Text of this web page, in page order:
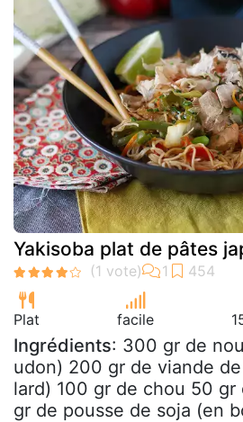
Yakisoba plat de pâtes
Plat facile
Ingrédients: 300 gr de
udon) 200 gr de viande
lard) 100 gr de chou 50
gr de pousse de soja (en